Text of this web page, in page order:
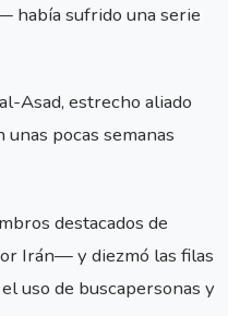
había sufrido una serie
Asad, estrecho aliado
pocas semanas
destacados de
Irán— y diezmó las filas
uso de buscapersonas y